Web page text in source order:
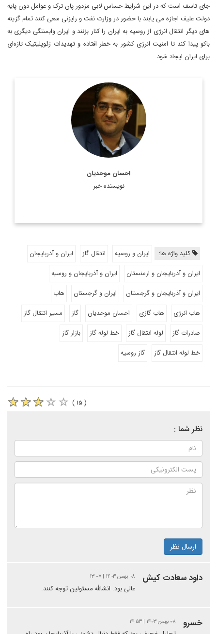
جای تاسف است که در این شرایط حساس لابی مزدور پان ترک و عوامل دون پایه
دولت علیف اجازه می یابند با حضور در وزارت نفت و رایزنی سعی کنند تمام گزینه
های دیگر انتقال انرژی از روسیه به ایران را کنار بزنند و ایران وابستگی دیگری به
باکو پیدا کند تا امنیت انرژی کشور به خطر افتاده و تهدیدات ژئوپلیتیک تازه‌ای
برای ایران ایجاد شود.
احسان موحدیان
نویسنده خبر
دکتر احسان موحدیان، مدرس دانشگاه و کارشناس روابط بین الملل
اطلاعات بیشتر
کلید واژه ها: ایران و روسیه انتقال گاز
ایران و آذربایجان
ایران و آذربایجان و ارمنستان
ایران و آذربایجان و روسیه
ایران و آذربایجان و گرجستان
ایران و گرجستان
هاب
هاب انرژی
هاب گازی احسان موحدیان گاز
مسیر انتقال گاز
صادرات گاز
لوله انتقال گاز خط لوله گاز
بازار گاز
خط لوله انتقال گاز
گاز روسیه
( ۱۵ )
نظر شما :
ارسال نظر
داود سعادت کیش ۰۸ بهمن ۱۴۰۳ | ۱۳:۰۷
عالی بود. انشالله مسئولین توجه کنند.
خسرو ۰۸ بهمن ۱۴۰۳ | ۱۴:۵۳